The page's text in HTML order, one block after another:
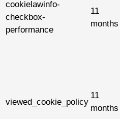
cookielawinfo-
checkbox-
performance
11
months
viewed_cookie_policy
11
months